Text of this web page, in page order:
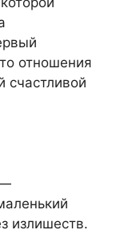
отношения
счастливой
излишеств.